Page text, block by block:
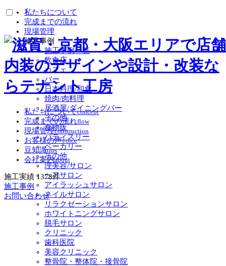
私たちについてconcept
完成までの流れflow
現場管理construction
お客様の声voice
豆知識tips
会社案内about
施工実績 1378件
施工事例
お問い合わせ
私たちについて
完成までの流れ
現場管理
施工事例
施工事例一覧
飲食店
カフェ
バー
日本料理/和食
焼肉/肉料理
居酒屋/ダイニングバー
その他
食物販
パティスリー
ベーカリー
その他
理美容/サロン
ヘアサロン
アイラッシュサロン
ネイルサロン
リラクゼーションサロン
ホワイトニングサロン
脱毛サロン
クリニック
歯科医院
美容クリニック
整骨院・整体院・接骨院